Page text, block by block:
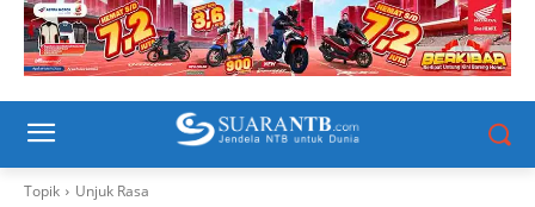
Topik Unjuk Rasa